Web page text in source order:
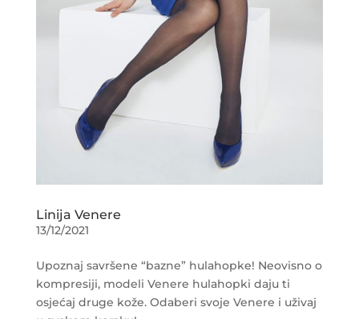
Linija Venere
13/12/2021
Upoznaj savršene “bazne” hulahopke! Neovisno o
kompresiji, modeli Venere hulahopki daju ti
osjećaj druge kože. Odaberi svoje Venere i uživaj